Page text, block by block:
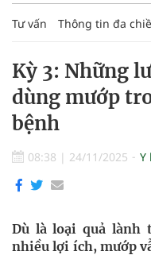
Tư vấn Thông tin đa
Kỳ 3: Những
dùng mướp
bệnh
08:38 | 24/11/2025 Y
Dù là loại quả lành
nhiều lợi ích, mướp